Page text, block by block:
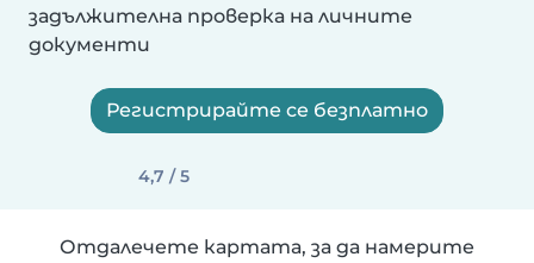
задължителна проверка на личните
документи
Регистрирайте се безплатно
4,7 / 5
Отдалечете картата, за да намерите